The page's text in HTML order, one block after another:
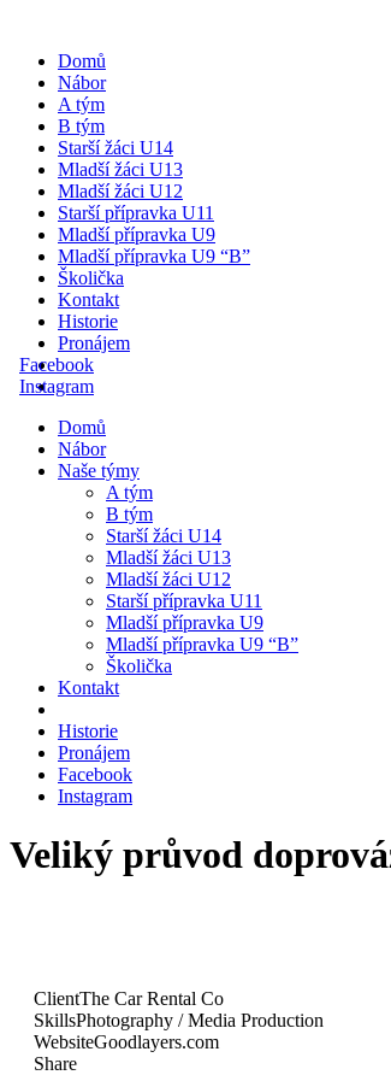
Domů
Nábor
A tým
B tým
Starší žáci U14
Mladší žáci U13
Mladší žáci U12
Starší přípravka U11
Mladší přípravka U9
Mladší přípravka U9 “B”
Školička
Kontakt
Historie
Pronájem
Facebook
Instagram
Domů
Nábor
Naše týmy
A tým
B tým
Starší žáci U14
Mladší žáci U13
Mladší žáci U12
Starší přípravka U11
Mladší přípravka U9
Mladší přípravka U9 “B”
Školička
Kontakt
Historie
Pronájem
Facebook
Instagram
Veliký průvod
ClientThe Car Rental Co
SkillsPhotography / Media Production
WebsiteGoodlayers.com
Share